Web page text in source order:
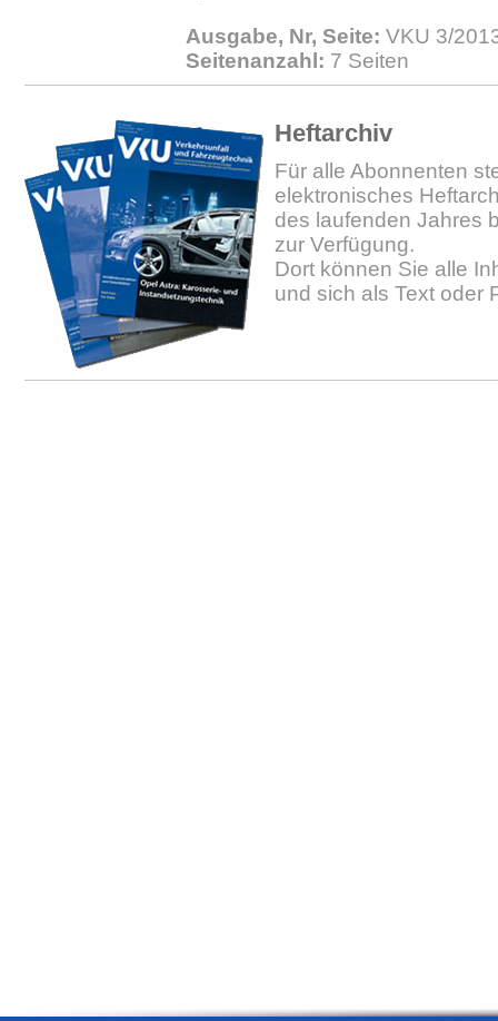
Ausgabe, Nr, Seite: VKU 3/
Seitenanzahl: 7 Seiten
Heftarchiv
Für alle Abonnenten
elektronisches
des laufenden Jahres
zur Verfügung.
Dort können Sie alle
und sich als Text oder